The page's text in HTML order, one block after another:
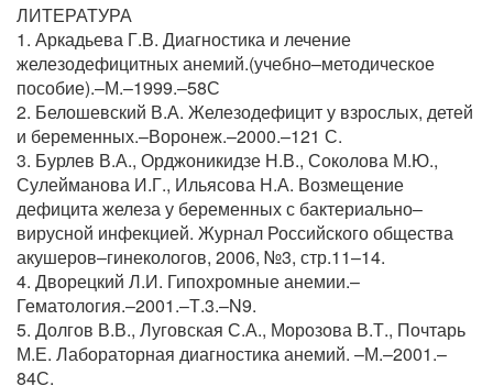
ЛИТЕРАТУРА
1. Аркадьева Г.В. Диагностика и лечение
железодефицитных анемий.(учебно–методическое
пособие).–М.–1999.–58С
2. Белошевский В.А. Железодефицит у взрослых, детей
и беременных.–Воронеж.–2000.–121 С.
3. Бурлев В.А., Орджоникидзе Н.В., Соколова М.Ю.,
Сулейманова И.Г., Ильясова Н.А. Возмещение
дефицита железа у беременных с бактериально–
вирусной инфекцией. Журнал Российского общества
акушеров–гинекологов, 2006, №3, стр.11–14.
4. Дворецкий Л.И. Гипохромные анемии.–
Гематология.–2001.–Т.3.–N9.
5. Долгов В.В., Луговская С.А., Морозова В.Т., Почтарь
М.Е. Лабораторная диагностика анемий. –М.–2001.–
84С.